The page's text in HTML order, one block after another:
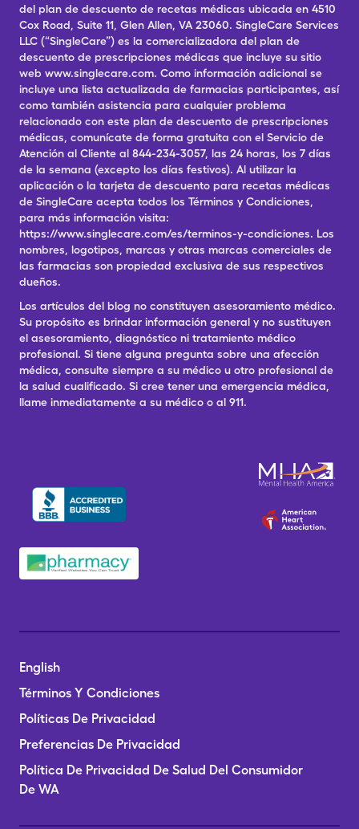
del plan de descuento de recetas médicas ubicada en 4510
Cox Road, Suite 11, Glen Allen, VA 23060. SingleCare Services
LLC (“SingleCare”) es la comercializadora del plan de
descuento de prescripciones médicas que incluye su sitio
web www.singlecare.com. Como información adicional se
incluye una lista actualizada de farmacias participantes, así
como también asistencia para cualquier problema
relacionado con este plan de descuento de prescripciones
médicas, comunícate de forma gratuita con el Servicio de
Atención al Cliente al 844-234-3057, las 24 horas, los 7 días
de la semana (excepto los días festivos). Al utilizar la
aplicación o la tarjeta de descuento para recetas médicas
de SingleCare acepta todos los Términos y Condiciones,
para más información visita:
https://www.singlecare.com/es/terminos-y-condiciones. Los
nombres, logotipos, marcas y otras marcas comerciales de
las farmacias son propiedad exclusiva de sus respectivos
dueños.
Los artículos del blog no constituyen asesoramiento médico.
Su propósito es brindar información general y no sustituyen
el asesoramiento, diagnóstico ni tratamiento médico
profesional. Si tiene alguna pregunta sobre una afección
médica, consulte siempre a su médico u otro profesional de
la salud cualificado. Si cree tener una emergencia médica,
llame inmediatamente a su médico o al 911.
English
Términos Y Condiciones
Políticas De Privacidad
Preferencias De Privacidad
Política De Privacidad De Salud Del Consumidor
De WA